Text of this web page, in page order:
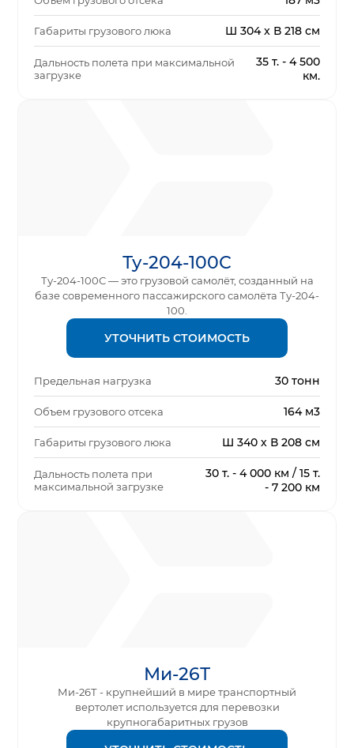
Габариты грузового люка Ш 304 x В 218 см
Дальность полета при максимальной
загрузке
35 т. - 4 500
км.
Ту-204-100С
Ту-204-100С — это грузовой самолёт, созданный на
базе современного пассажирского самолёта Ту-204-
100.
УТОЧНИТЬ СТОИМОСТЬ
Предельная нагрузка 30 тонн
Объем грузового отсека 164 м3
Габариты грузового люка Ш 340 х В 208 см
Дальность полета при
максимальной загрузке
30 т. - 4 000 км / 15 т.
- 7 200 км
Ми-26Т
Ми-26Т - крупнейший в мире транспортный
вертолет используется для перевозки
крупногабаритных грузов